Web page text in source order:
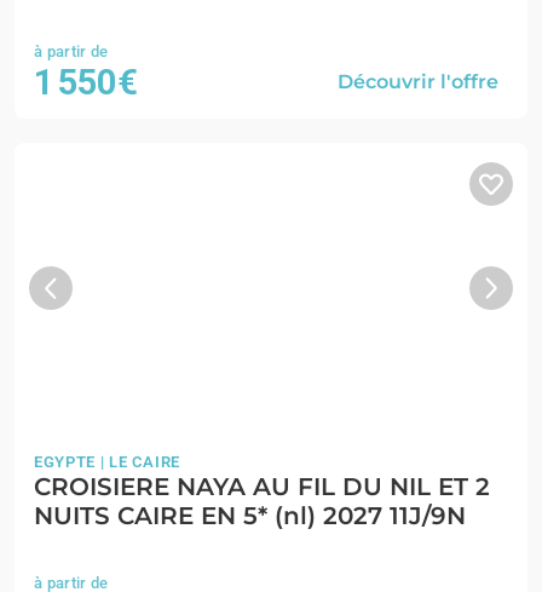
1 550€ Découvrir l'offre
EGYPTE | LE CAIRE
CROISIERE NAYA AU FIL DU NIL ET 2
NUITS CAIRE EN 5* (nl) 2027 11J/9N